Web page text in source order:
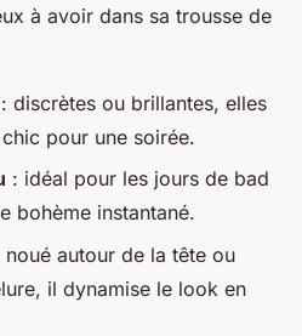
à avoir dans sa trousse de
: discrètes ou brillantes, elles
pour une soirée.
: idéal pour les jours de bad
bohème instantané.
noué autour de la tête ou
il dynamise le look en